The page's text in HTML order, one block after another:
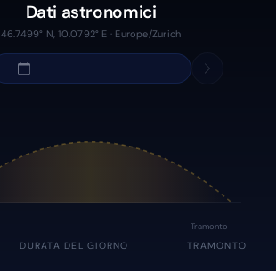
Dati astronomici
46.7499° N, 10.0792° E · Europe/Zurich
Tramonto
DURATA DEL GIORNO TRAMONTO